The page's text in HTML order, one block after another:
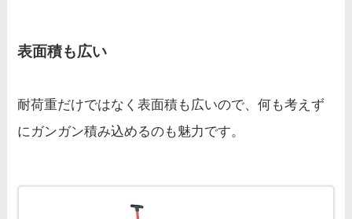
表面積も広い
耐荷重だけではなく表面積も広いので、何も考えず
にガンガン積み込めるのも魅力です。